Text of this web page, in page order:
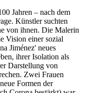
Jahren – nach dem
Künstler suchten
von ihnen. Die Malerin
Vision einer sozial
Jiménez' neues
ihrer Isolation als
Darstellung von
Zwei Frauen
Formen der